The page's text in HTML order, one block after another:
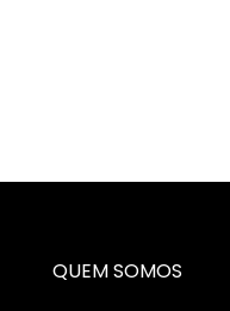
QUEM SOMOS